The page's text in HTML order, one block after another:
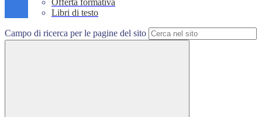
Offerta formativa
Libri di testo
Campo di ricerca per le pagine del sito